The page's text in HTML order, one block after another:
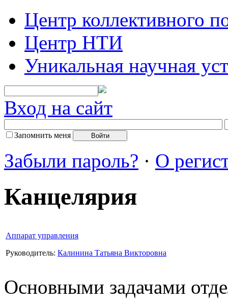
Центр коллективного
Центр НТИ
Уникальная научная
Вход на сайт
Запомнить меня
Забыли пароль? · О
Канцелярия
Аппарат управления
Руководитель: Калинина Татьяна Викторовна
Основными задачами